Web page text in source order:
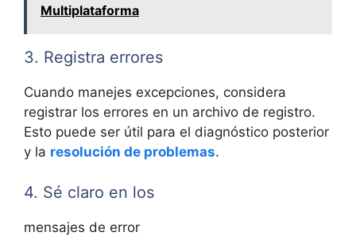
Multiplataforma
3. Registra errores
Cuando manejes excepciones, considera
registrar los errores en un archivo de registro.
Esto puede ser útil para el diagnóstico posterior
y la resolución de problemas.
4. Sé claro en los
mensajes de error